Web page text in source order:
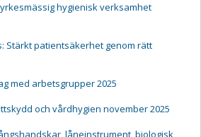
hygienisk verksamhet
Stärkt patientsäkerhet genom rätt
med arbetsgrupper 2025
och vårdhygien november 2025
låneinstrument, biologisk